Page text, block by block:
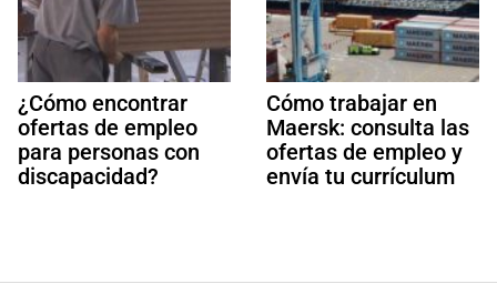
¿Cómo encontrar
ofertas de empleo
para personas con
discapacidad?
Cómo trabajar en
Maersk: consulta las
ofertas de empleo y
envía tu currículum